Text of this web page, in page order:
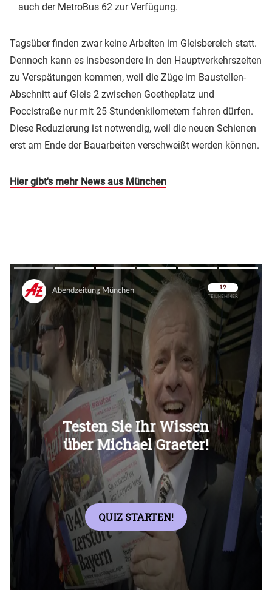
auch der MetroBus 62 zur Verfügung.
Tagsüber finden zwar keine Arbeiten im Gleisbereich statt.
Dennoch kann es insbesondere in den Hauptverkehrszeiten
zu Verspätungen kommen, weil die Züge im Baustellen-
Abschnitt auf Gleis 2 zwischen Goetheplatz und
Poccistraße nur mit 25 Stundenkilometern fahren dürfen.
Diese Reduzierung ist notwendig, weil die neuen Schienen
erst am Ende der Bauarbeiten verschweißt werden können.
Hier gibt's mehr News aus München
Überspringen
Überspringen